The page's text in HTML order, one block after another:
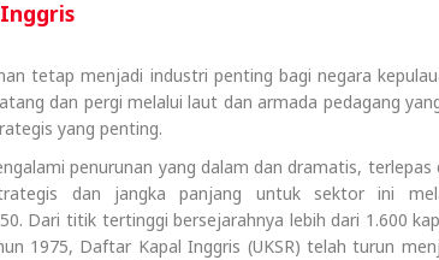
tetap menjadi industri penting bagi negara
dan pergi melalui laut dan armada pedagang
yang penting.
penurunan yang dalam dan dramatis, terlepas
dan jangka panjang untuk sektor ini
Dari titik tertinggi bersejarahnya lebih dari 1.600
1975, Daftar Kapal Inggris (UKSR) telah turun